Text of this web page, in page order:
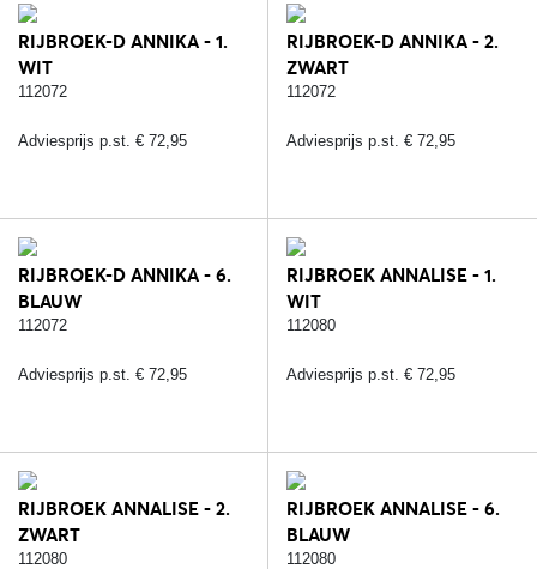
RIJBROEK-D ANNIKA - 1.
WIT
112072
Adviesprijs p.st. € 72,95
RIJBROEK-D ANNIKA - 2.
ZWART
112072
Adviesprijs p.st. € 72,95
RIJBROEK-D ANNIKA - 6.
BLAUW
112072
Adviesprijs p.st. € 72,95
RIJBROEK ANNALISE - 1.
WIT
112080
Adviesprijs p.st. € 72,95
RIJBROEK ANNALISE - 2.
ZWART
112080
RIJBROEK ANNALISE - 6.
BLAUW
112080